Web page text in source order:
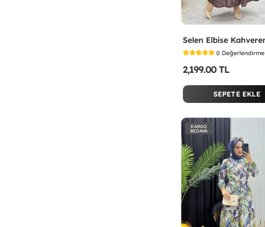
0 Değerlendirme
2,199.00 TL
SEPETE EKLE
KARGO
BEDAVA